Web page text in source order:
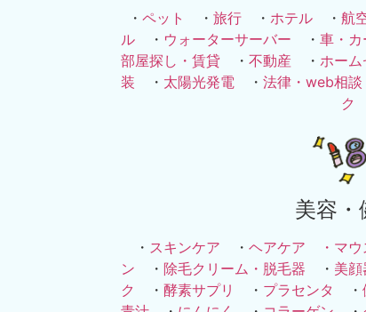
・ ペット ・ 旅行 ・ ホテル ・ 航
ル ・ ウォーターサーバー ・ 車・カ
部屋探し・賃貸 ・ 不動産 ・ ホーム
装 ・ 太陽光発電 ・ 法律・web相談
ク
美容・
・ スキンケア ・ ヘアケア ・ マウ
ン ・ 除毛クリーム・脱毛器 ・ 美
ク
・ 酵素サプリ ・ プラセンタ ・